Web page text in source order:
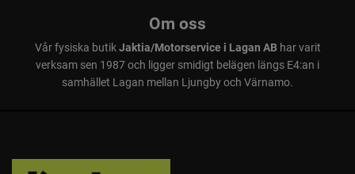
Om oss
Vår fysiska butikJaktia/Motorservice i Lagan ABhar varit
verksam sen 1987 och ligger smidigt belägen längs E4:an i
samhället Lagan mellan Ljungby och Värnamo.